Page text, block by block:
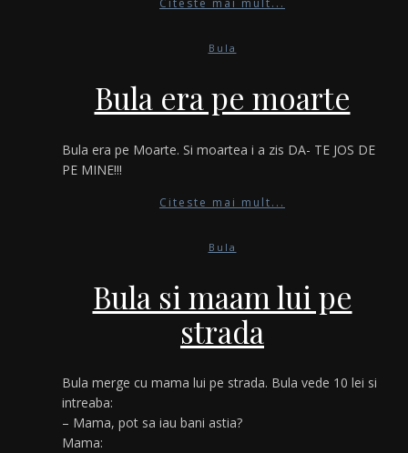
Bula
Bula era pe moarte
Bula era pe Moarte. Si moartea i a zis DA- TE JOS DE
PE MINE!!!
Citeste mai mult...
Bula
Bula si maam lui pe
strada
Bula merge cu mama lui pe strada. Bula vede 10 lei si
intreaba:
– Mama, pot sa iau bani astia?
Mama: